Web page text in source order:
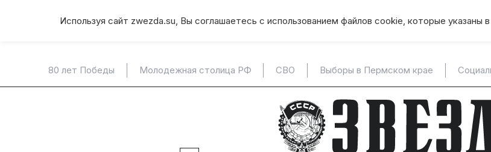
Используя сайт zwezda.su, Вы соглашаетесь с использованием файлов cookie, которые указаны в
80 лет Победы Молодежная столица РФ СВО Выборы в Пермском крае